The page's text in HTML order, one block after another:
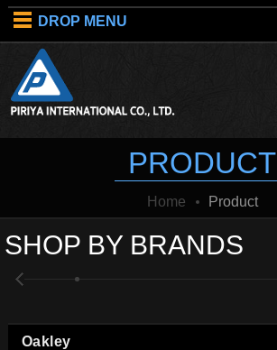
DROP MENU
PRODUCT
Home Product
SHOP BY BRANDS
Oakley